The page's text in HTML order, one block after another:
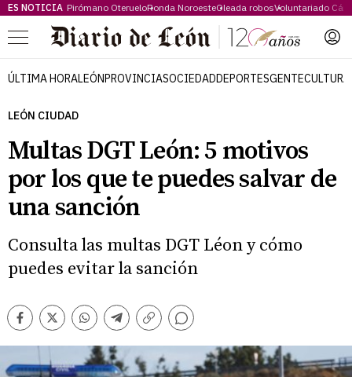
ES NOTICIA Pirómano OterueloRonda NoroesteOleada robosVoluntariado
Menú
ÚLTIMA HORALEÓNPROVINCIASOCIEDADDEPORTESGENTECULTURA
LEÓN CIUDAD
Multas DGT León: 5 motivos
por los que te puedes salvar de
una sanción
Consulta las multas DGT Léon y cómo
puedes evitar la sanción
Facebook
TwitterWhatsappTelegram
Copiar
Comentarios